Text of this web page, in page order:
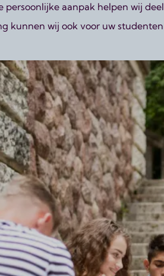
persoonlijke aanpak helpen wij
kunnen wij ook voor uw